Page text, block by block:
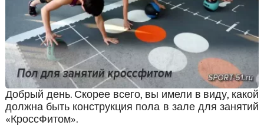
Добрый день. Скорее всего, вы имели в виду, какой
должна быть конструкция пола в зале для занятий
«КроссФитом».